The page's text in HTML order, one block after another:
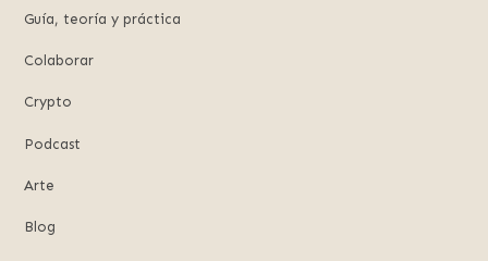
Guía, teoría y práctica
Colaborar
Crypto
Podcast
Arte
Blog